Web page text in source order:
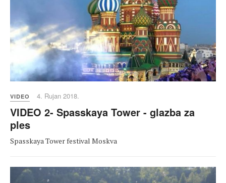
VIDEO 4. Rujan 2018.
VIDEO 2- Spasskaya Tower - glazba za
ples
Spasskaya Tower festival Moskva